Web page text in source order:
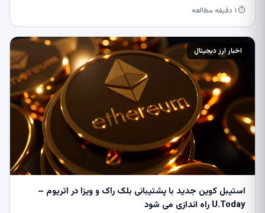
⏱ ۱ دقیقه مطالعه
اخبار ارز دیجیتال
استیبل کوین جدید با پشتیبانی بلک راک و ویزا در اتریوم –
U.Today راه اندازی می شود